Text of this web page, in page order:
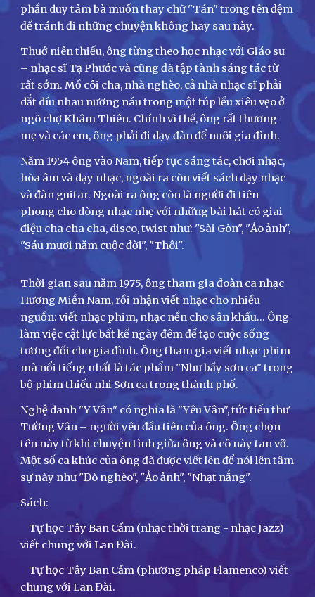
phần duy tâm bà muốn thay chữ "Tán" trong tên đệm
để tránh đi những chuyện không hay sau này.
Thuở niên thiếu, ông từng theo học nhạc với Giáo sư
– nhạc sĩ Tạ Phước và cũng đã tập tành sáng tác từ
rất sớm. Mồ côi cha, nhà nghèo, cả nhà nhạc sĩ phải
dắt díu nhau nương náu trong một túp lều xiêu vẹo ở
ngõ chợ Khâm Thiên. Chính vì thế, ông rất thương
mẹ và các em, ông phải đi dạy đàn để nuôi gia đình.
Năm 1954 ông vào Nam, tiếp tục sáng tác, chơi nhạc,
hòa âm và dạy nhạc, ngoài ra còn viết sách dạy nhạc
và đàn guitar. Ngoài ra ông còn là người đi tiên
phong cho dòng nhạc nhẹ với những bài hát có giai
điệu cha cha cha, disco, twist như: "Sài Gòn", "Ảo ảnh",
"Sáu mươi năm cuộc đời", "Thôi".
Thời gian sau năm 1975, ông tham gia đoàn ca nhạc
Hương Miền Nam, rồi nhận viết nhạc cho nhiều
nguồn: viết nhạc phim, nhạc nền cho sân khấu... Ông
làm việc cật lực bất kể ngày đêm để tạo cuộc sống
tương đối cho gia đình. Ông tham gia viết nhạc phim
mà nổi tiếng nhất là tác phẩm "Như bầy sơn ca" trong
bộ phim thiếu nhi Sơn ca trong thành phố.
Nghệ danh "Y Vân" có nghĩa là "Yêu Vân", tức tiểu thư
Tường Vân – người yêu đầu tiên của ông. Ông chọn
tên này từ khi chuyện tình giữa ông và cô này tan vỡ.
Một số ca khúc của ông đã được viết lên để nói lên tâm
sự này như "Đò nghèo", "Ảo ảnh", "Nhạt nắng".
Sách:
Tự học Tây Ban Cầm (nhạc thời trang - nhạc Jazz)
viết chung với Lan Đài.
Tự học Tây Ban Cầm (phương pháp Flamenco) viết
chung với Lan Đài.